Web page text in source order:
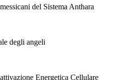
del Sistema Anthara
degli angeli
Energetica Cellulare